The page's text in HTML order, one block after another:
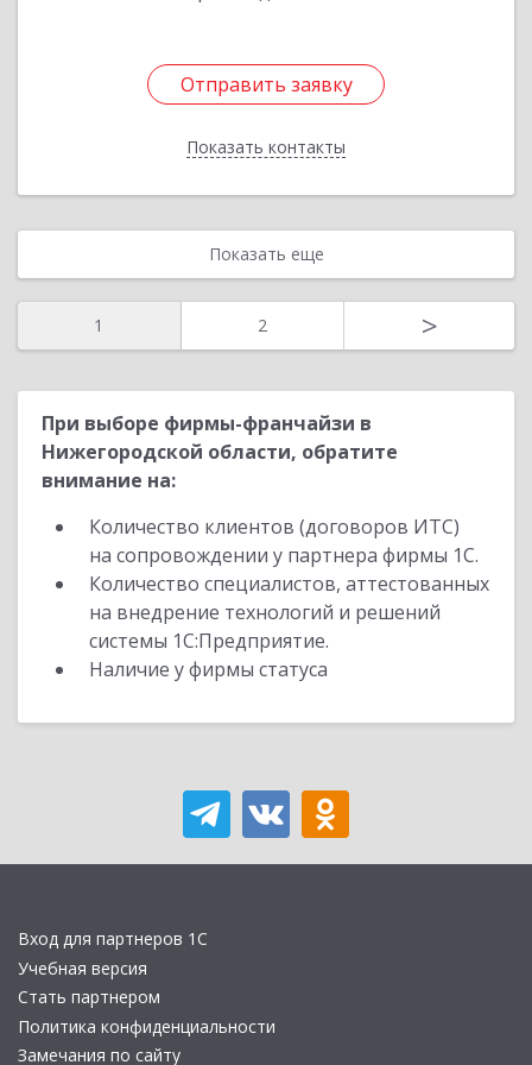
Отправить заявку
Показать контакты
Отправить заявку
Назад
Показать еще
1 2 >
При выборе фирмы-франчайзи в
Нижегородской области, обратите
внимание на:
Количество клиентов (договоров ИТС)
на сопровождении у партнера фирмы 1С.
Количество специалистов, аттестованных
на внедрение технологий и решений
системы 1С:Предприятие.
Наличие у фирмы статуса
Вход для партнеров 1С
Учебная версия
Стать партнером
Политика конфиденциальности
Замечания по сайту